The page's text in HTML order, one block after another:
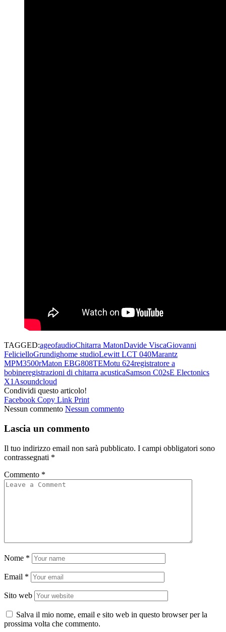
TAGGED:ageofaudioChitarra MatonDavide ViscaGiovanni
FelicielloGrundighome studioLewitt LCT 040Marantz
MPM3500rMaton EBG808TEMotu 624registratore a
bobineregistrazioni di chitarra acusticaSamson C02sE Electonics
X1Asoundcloud
Condividi questo articolo!
Facebook Copy Link Print
Nessun commento Nessun commento
Lascia un commento
Il tuo indirizzo email non sarà pubblicato. I campi obbligatori sono
contrassegnati *
Commento *
Nome *
Email *
Sito web
Salva il mio nome, email e sito web in questo browser per la
prossima volta che commento.